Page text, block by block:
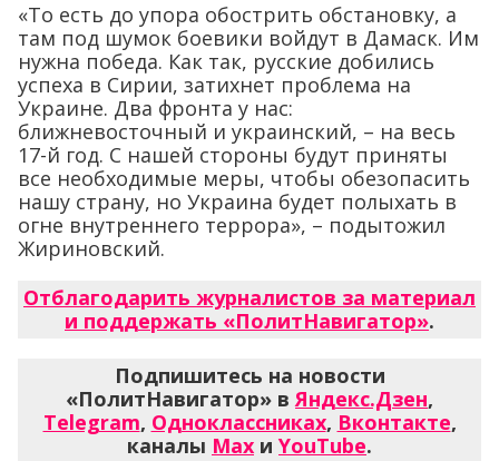
«То есть до упора обострить обстановку, а
там под шумок боевики войдут в Дамаск. Им
нужна победа. Как так, русские добились
успеха в Сирии, затихнет проблема на
Украине. Два фронта у нас:
ближневосточный и украинский, – на весь
17-й год. С нашей стороны будут приняты
все необходимые меры, чтобы обезопасить
нашу страну, но Украина будет полыхать в
огне внутреннего террора», – подытожил
Жириновский.
Отблагодарить журналистов за материал
и поддержать «ПолитНавигатор».
Подпишитесь на новости
«ПолитНавигатор» вЯндекс.Дзен,
Telegram, Одноклассниках, Вконтакте,
каналы Max и YouTube.